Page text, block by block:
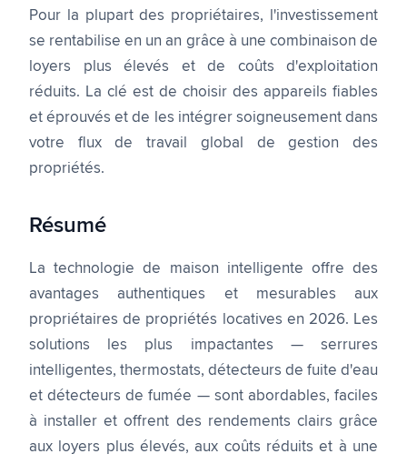
Pour la plupart des propriétaires, l'investissement
se rentabilise en un an grâce à une combinaison de
loyers plus élevés et de coûts d'exploitation
réduits. La clé est de choisir des appareils fiables
et éprouvés et de les intégrer soigneusement dans
votre flux de travail global de gestion des
propriétés.
Résumé
La technologie de maison intelligente offre des
avantages authentiques et mesurables aux
propriétaires de propriétés locatives en 2026. Les
solutions les plus impactantes — serrures
intelligentes, thermostats, détecteurs de fuite d'eau
et détecteurs de fumée — sont abordables, faciles
à installer et offrent des rendements clairs grâce
aux loyers plus élevés, aux coûts réduits et à une